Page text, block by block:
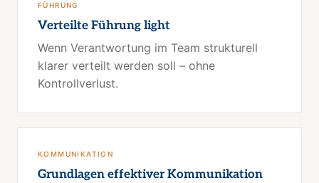
FÜHRUNG
Verteilte Führung light
Wenn Verantwortung im Team strukturell
klarer verteilt werden soll – ohne
Kontrollverlust.
KOMMUNIKATION
Grundlagen effektiver Kommunikation